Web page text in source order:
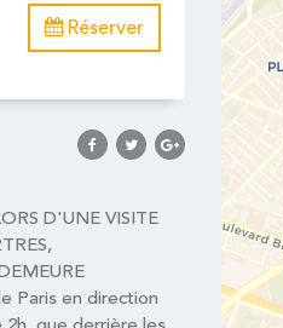
Réserver
D'UNE VISITE
Paris en direction